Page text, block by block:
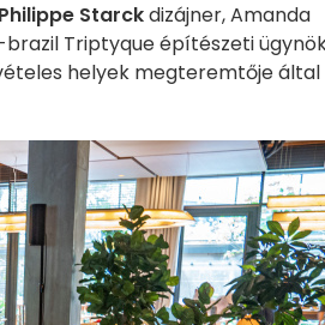
Philippe Starckdizájner, Amanda
Triptyque építészeti
helyek megteremtője által